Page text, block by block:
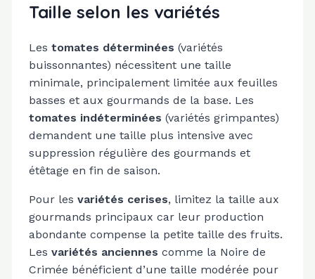
Taille selon les variétés
Les tomates déterminées (variétés
buissonnantes) nécessitent une taille
minimale, principalement limitée aux feuilles
basses et aux gourmands de la base. Les
tomates indéterminées (variétés grimpantes)
demandent une taille plus intensive avec
suppression régulière des gourmands et
étêtage en fin de saison.
Pour les variétés cerises, limitez la taille aux
gourmands principaux car leur production
abondante compense la petite taille des fruits.
Les variétés anciennes comme la Noire de
Crimée bénéficient d’une taille modérée pour